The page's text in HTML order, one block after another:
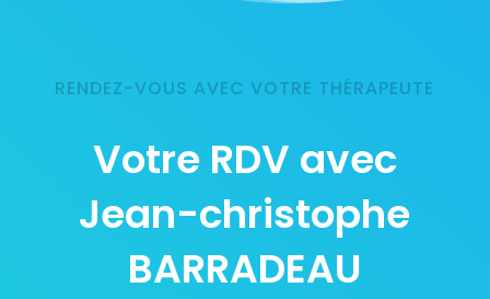
RENDEZ-VOUS AVEC VOTRE THÉRAPEUTE
Votre RDV avec
Jean-christophe
BARRADEAU